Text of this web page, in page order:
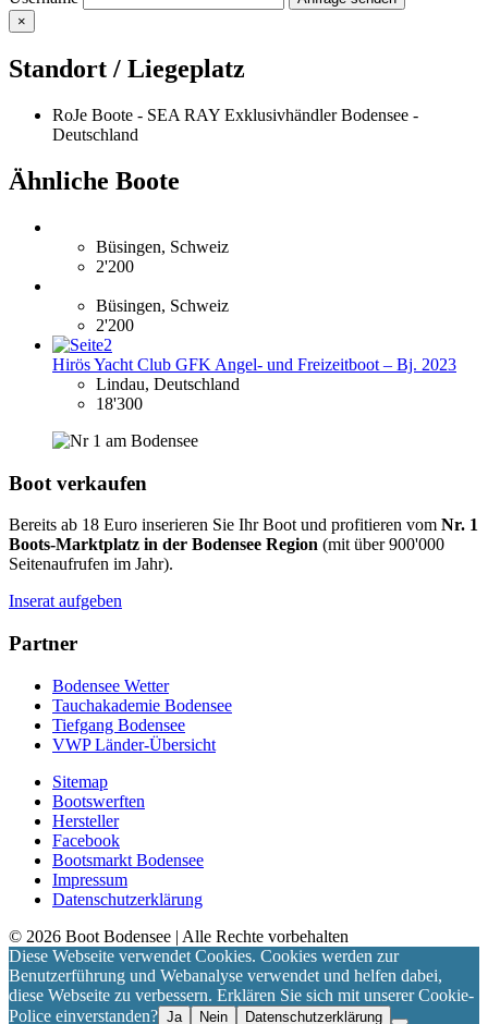
×
Standort / Liegeplatz
RoJe Boote - SEA RAY Exklusivhändler Bodensee -
Deutschland
Ähnliche Boote
Büsingen, Schweiz
2'200
Büsingen, Schweiz
2'200
Hirös Yacht Club GFK Angel- und Freizeitboot – Bj. 2023
Lindau, Deutschland
18'300
Boot verkaufen
Bereits ab 18 Euro inserieren Sie Ihr Boot und profitieren vom Nr. 1
Boots-Marktplatz in der Bodensee Region (mit über 900'000
Seitenaufrufen im Jahr).
Inserat aufgeben
Partner
Bodensee Wetter
Tauchakademie Bodensee
Tiefgang Bodensee
VWP Länder-Übersicht
Sitemap
Bootswerften
Hersteller
Facebook
Bootsmarkt Bodensee
Impressum
Datenschutzerklärung
© 2026 Boot Bodensee | Alle Rechte vorbehalten
Diese Webseite verwendet Cookies. Cookies werden zur
Benutzerführung und Webanalyse verwendet und helfen dabei,
diese Webseite zu verbessern. Erklären Sie sich mit unserer Cookie-
Police einverstanden? Ja Nein Datenschutzerklärung